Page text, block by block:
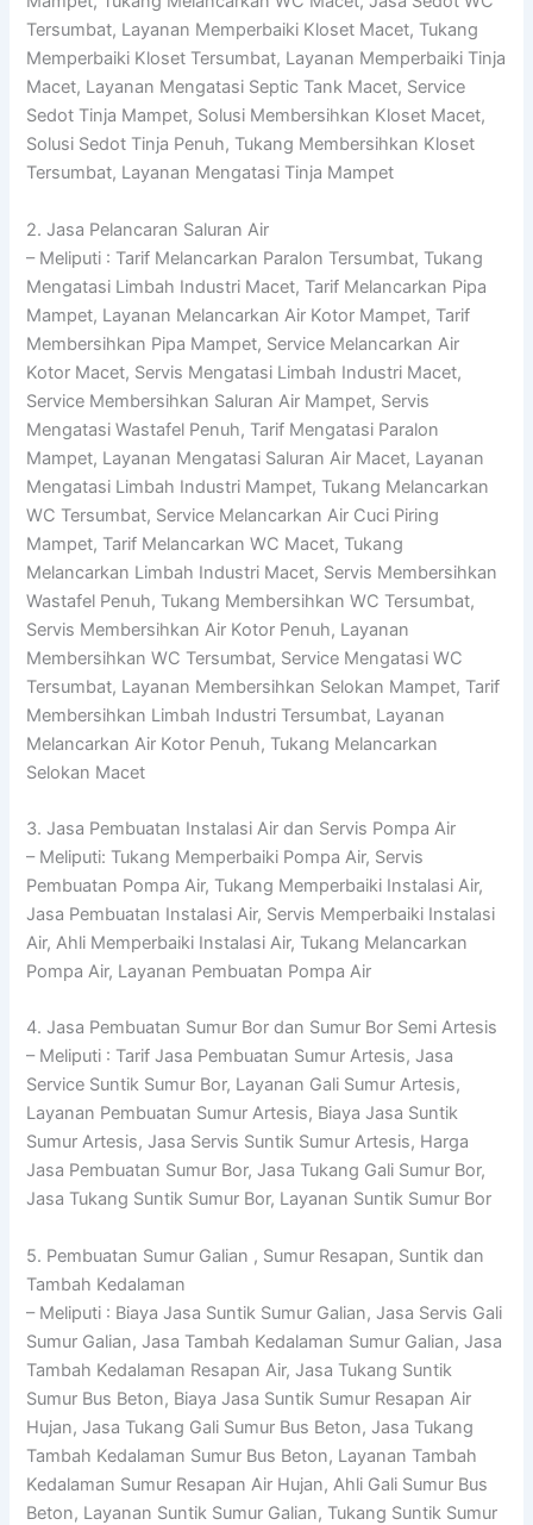
Tersumbat, Layanan Memperbaiki Kloset Macet, Tukang
Memperbaiki Kloset Tersumbat, Layanan Memperbaiki Tinja
Macet, Layanan Mengatasi Septic Tank Macet, Service
Sedot Tinja Mampet, Solusi Membersihkan Kloset Macet,
Solusi Sedot Tinja Penuh, Tukang Membersihkan Kloset
Tersumbat, Layanan Mengatasi Tinja Mampet
2. Jasa Pelancaran Saluran Air
– Meliputi : Tarif Melancarkan Paralon Tersumbat, Tukang
Mengatasi Limbah Industri Macet, Tarif Melancarkan Pipa
Mampet, Layanan Melancarkan Air Kotor Mampet, Tarif
Membersihkan Pipa Mampet, Service Melancarkan Air
Kotor Macet, Servis Mengatasi Limbah Industri Macet,
Service Membersihkan Saluran Air Mampet, Servis
Mengatasi Wastafel Penuh, Tarif Mengatasi Paralon
Mampet, Layanan Mengatasi Saluran Air Macet, Layanan
Mengatasi Limbah Industri Mampet, Tukang Melancarkan
WC Tersumbat, Service Melancarkan Air Cuci Piring
Mampet, Tarif Melancarkan WC Macet, Tukang
Melancarkan Limbah Industri Macet, Servis Membersihkan
Wastafel Penuh, Tukang Membersihkan WC Tersumbat,
Servis Membersihkan Air Kotor Penuh, Layanan
Membersihkan WC Tersumbat, Service Mengatasi WC
Tersumbat, Layanan Membersihkan Selokan Mampet, Tarif
Membersihkan Limbah Industri Tersumbat, Layanan
Melancarkan Air Kotor Penuh, Tukang Melancarkan
Selokan Macet
3. Jasa Pembuatan Instalasi Air dan Servis Pompa Air
– Meliputi: Tukang Memperbaiki Pompa Air, Servis
Pembuatan Pompa Air, Tukang Memperbaiki Instalasi Air,
Jasa Pembuatan Instalasi Air, Servis Memperbaiki Instalasi
Air, Ahli Memperbaiki Instalasi Air, Tukang Melancarkan
Pompa Air, Layanan Pembuatan Pompa Air
4. Jasa Pembuatan Sumur Bor dan Sumur Bor Semi Artesis
– Meliputi : Tarif Jasa Pembuatan Sumur Artesis, Jasa
Service Suntik Sumur Bor, Layanan Gali Sumur Artesis,
Layanan Pembuatan Sumur Artesis, Biaya Jasa Suntik
Sumur Artesis, Jasa Servis Suntik Sumur Artesis, Harga
Jasa Pembuatan Sumur Bor, Jasa Tukang Gali Sumur Bor,
Jasa Tukang Suntik Sumur Bor, Layanan Suntik Sumur Bor
5. Pembuatan Sumur Galian , Sumur Resapan, Suntik dan
Tambah Kedalaman
– Meliputi : Biaya Jasa Suntik Sumur Galian, Jasa Servis Gali
Sumur Galian, Jasa Tambah Kedalaman Sumur Galian, Jasa
Tambah Kedalaman Resapan Air, Jasa Tukang Suntik
Sumur Bus Beton, Biaya Jasa Suntik Sumur Resapan Air
Hujan, Jasa Tukang Gali Sumur Bus Beton, Jasa Tukang
Tambah Kedalaman Sumur Bus Beton, Layanan Tambah
Kedalaman Sumur Resapan Air Hujan, Ahli Gali Sumur Bus
Beton, Layanan Suntik Sumur Galian, Tukang Suntik Sumur